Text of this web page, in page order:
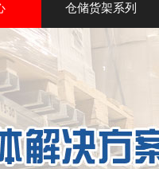
仓储货架系列